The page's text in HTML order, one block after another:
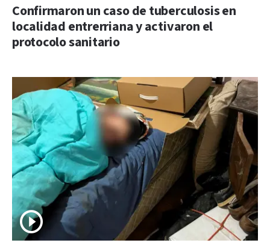
Confirmaron un caso de tuberculosis en
localidad entrerriana y activaron el
protocolo sanitario